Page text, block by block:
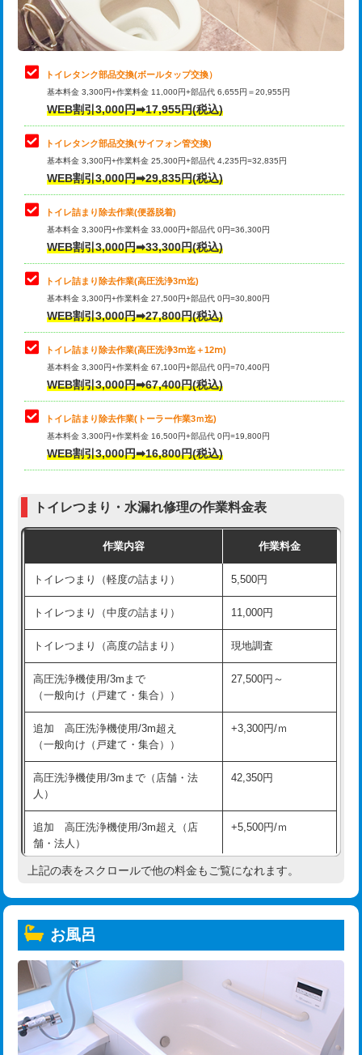
トイレタンク部品交換(ボールタップ交換）
基本料金 3,300円+作業料金 11,000円+部品代 6,655円＝20,955円
WEB割引3,000円➡17,955円(税込)
トイレタンク部品交換(サイフォン管交換)
基本料金 3,300円+作業料金 25,300円+部品代 4,235円=32,835円
WEB割引3,000円➡29,835円(税込)
トイレ詰まり除去作業(便器脱着)
基本料金 3,300円+作業料金 33,000円+部品代 0円=36,300円
WEB割引3,000円➡33,300円(税込)
トイレ詰まり除去作業(高圧洗浄3ⅿ迄)
基本料金 3,300円+作業料金 27,500円+部品代 0円=30,800円
WEB割引3,000円➡27,800円(税込)
トイレ詰まり除去作業(高圧洗浄3ⅿ迄＋12ⅿ)
基本料金 3,300円+作業料金 67,100円+部品代 0円=70,400円
WEB割引3,000円➡67,400円(税込)
トイレ詰まり除去作業(トーラー作業3ｍ迄)
基本料金 3,300円+作業料金 16,500円+部品代 0円=19,800円
WEB割引3,000円➡16,800円(税込)
トイレつまり・水漏れ修理の作業料金表
作業内容 作業料金
トイレつまり（軽度の詰まり） 5,500円
トイレつまり（中度の詰まり） 11,000円
トイレつまり（高度の詰まり） 現地調査
高圧洗浄機使用/3mまで
（一般向け（戸建て・集合））
27,500円～
追加 高圧洗浄機使用/3m超え
（一般向け（戸建て・集合））
+3,300円/ｍ
高圧洗浄機使用/3mまで（店舗・法
人）
42,350円
追加 高圧洗浄機使用/3m超え（店
舗・法人）
+5,500円/ｍ
高度高圧洗浄換 現地調査
トーラー機使用/3mまで
追加トーラー機使用/3m超え
カメラ調査 33,000円
桝清掃 8,800円
上記の表をスクロールで他の料金もご覧になれます。
お風呂